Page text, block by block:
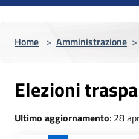
Home > Amministrazione >
Elezioni
Ultimo aggiornamento: 28